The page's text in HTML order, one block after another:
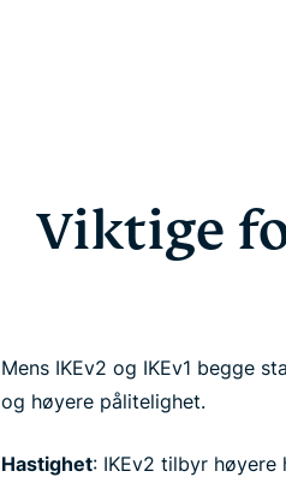
Viktige
Mens IKEv2 og IKEv1 begge
og høyere pålitelighet.
Hastighet: IKEv2 tilbyr høyere